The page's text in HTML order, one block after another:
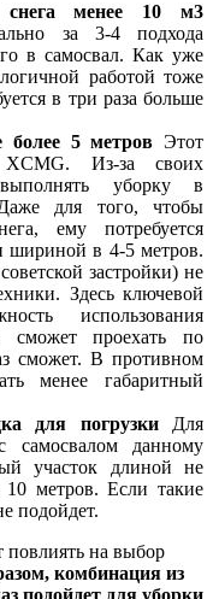
менее 10 м3
за 3-4 подхода
в самосвал. Как уже
работой тоже
в три раза больше
более 5 метров Этот
XCMG. Из-за своих
уборку в
Даже для того, чтобы
ему потребуется
шириной в 4-5 метров.
застройки) не
Здесь ключевой
использования
проехать по
сможет. В противном
менее габаритный
для погрузки Для
данному
участок длиной не
метров. Если такие
подойдет.
повлиять на выбор
комбинация из